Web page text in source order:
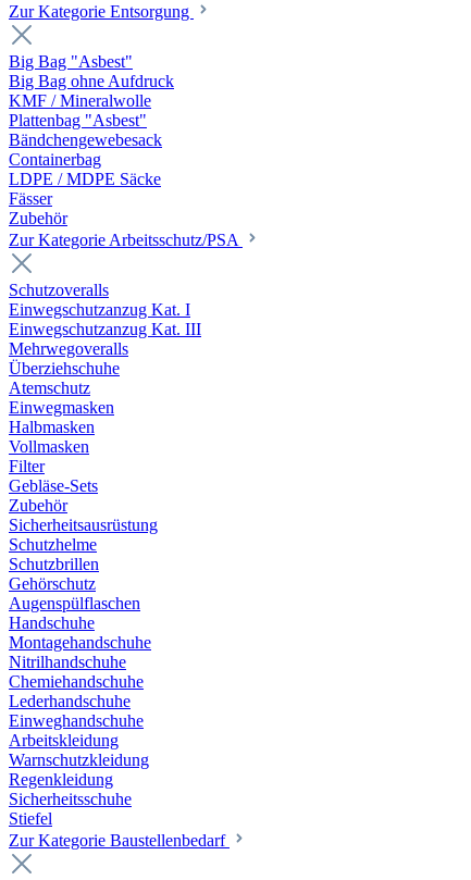
Zur Kategorie Entsorgung
Big Bag "Asbest"
Big Bag ohne Aufdruck
KMF / Mineralwolle
Plattenbag "Asbest"
Bändchengewebesack
Containerbag
LDPE / MDPE Säcke
Fässer
Zubehör
Zur Kategorie Arbeitsschutz/PSA
Schutzoveralls
Einwegschutzanzug Kat. I
Einwegschutzanzug Kat. III
Mehrwegoveralls
Überziehschuhe
Atemschutz
Einwegmasken
Halbmasken
Vollmasken
Filter
Gebläse-Sets
Zubehör
Sicherheitsausrüstung
Schutzhelme
Schutzbrillen
Gehörschutz
Augenspülflaschen
Handschuhe
Montagehandschuhe
Nitrilhandschuhe
Chemiehandschuhe
Lederhandschuhe
Einweghandschuhe
Arbeitskleidung
Warnschutzkleidung
Regenkleidung
Sicherheitsschuhe
Stiefel
Zur Kategorie Baustellenbedarf